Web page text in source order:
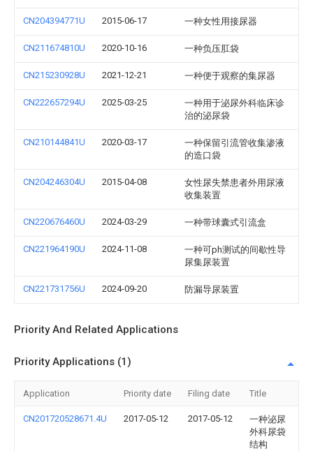
CN204394771U 2015-06-17 一种女性用接尿器
CN211674810U 2020-10-16 一种负压肛袋
CN215230928U 2021-12-21 一种便于观察的集尿器
CN222657294U 2025-03-25
一种用于泌尿外科临床诊
治的泌尿袋
CN210144841U 2020-03-17
一种保留引流管收集渗液
的造口袋
CN204246304U 2015-04-08
女性尿失禁患者外用尿液
收集装置
CN220676460U 2024-03-29 一种带球囊式引流盒
CN221964190U 2024-11-08
一种可ph测试的间歇性导
尿集尿装置
CN221731756U 2024-09-20 防漏导尿装置
Priority And Related Applications
Priority Applications (1)
Application Priority date Filing date Title
CN201720528671.4U 2017-05-12 2017-05-12
一种泌尿
外科尿袋
结构